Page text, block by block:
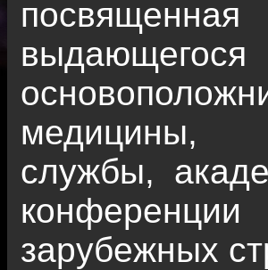
медицины,
службы,
зарубежных